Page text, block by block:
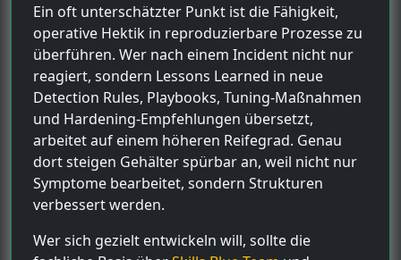
Ein oft unterschätzter Punkt ist die Fähigkeit,
operative Hektik in reproduzierbare Prozesse zu
überführen. Wer nach einem Incident nicht nur
reagiert, sondern Lessons Learned in neue
Detection Rules, Playbooks, Tuning-Maßnahmen
und Hardening-Empfehlungen übersetzt,
arbeitet auf einem höheren Reifegrad. Genau
dort steigen Gehälter spürbar an, weil nicht nur
Symptome bearbeitet, sondern Strukturen
verbessert werden.
Wer sich gezielt entwickeln will, sollte die